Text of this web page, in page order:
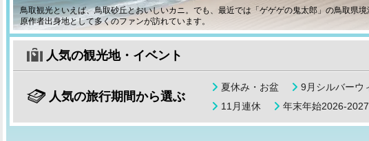
鳥取観光といえば、鳥取砂丘とおいしいカニ。でも、最近では「ゲゲゲの鬼太郎」の鳥取県
原作者出身地として多くのファンが訪れています。
人気の観光地・イベント
人気の旅行期間から選ぶ
夏休み・お盆 9月シルバーウ
11月連休
年末年始2026-2027